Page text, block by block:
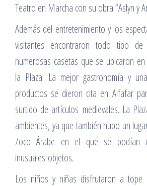
Teatro en Marcha con su obra “Aslyn y
Además del entretenimiento y los
visitantes encontraron todo tipo
numerosas casetas que se ubicaron
la Plaza. La mejor gastronomía y
productos se dieron cita en Alfafar
surtido de artículos medievales. La
ambientes, ya que también hubo un
Zoco Árabe en el que se podían
inusuales objetos.
Los niños y niñas disfrutaron a tope